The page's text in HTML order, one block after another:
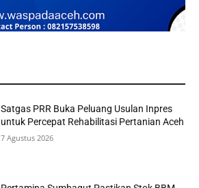
Satgas PRR Buka Peluang Usulan Inpres
untuk Percepat Rehabilitasi Pertanian Aceh
7 Agustus 2026